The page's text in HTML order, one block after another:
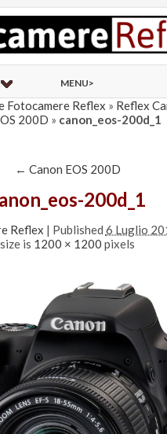
MENU>
Fotocamere Reflex » Reflex
200D » canon_eos-200d_1
← Canon EOS 200D
200d_1
Reflex | Published 6 Luglio
size is 1200 × 1200 pixels